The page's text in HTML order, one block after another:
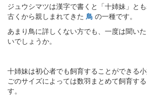
ジュウシマツは漢字で書くと「十姉妹」と
古くから親しまれてきた 鳥 の一種です。
あまり鳥に詳しくない方でも、一度は聞い
いでしょうか。
十姉妹は初心者でも飼育することができる
ごのサイズによっては数羽まとめて飼育す
す。